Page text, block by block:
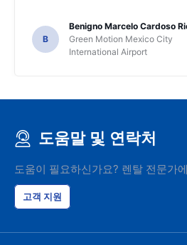
B
Benigno Marcelo Cardoso
Green Motion Mexico City
International Airport
도움말 및 연락처
도움이 필요하신가요? 렌탈 전문가
고객 지원